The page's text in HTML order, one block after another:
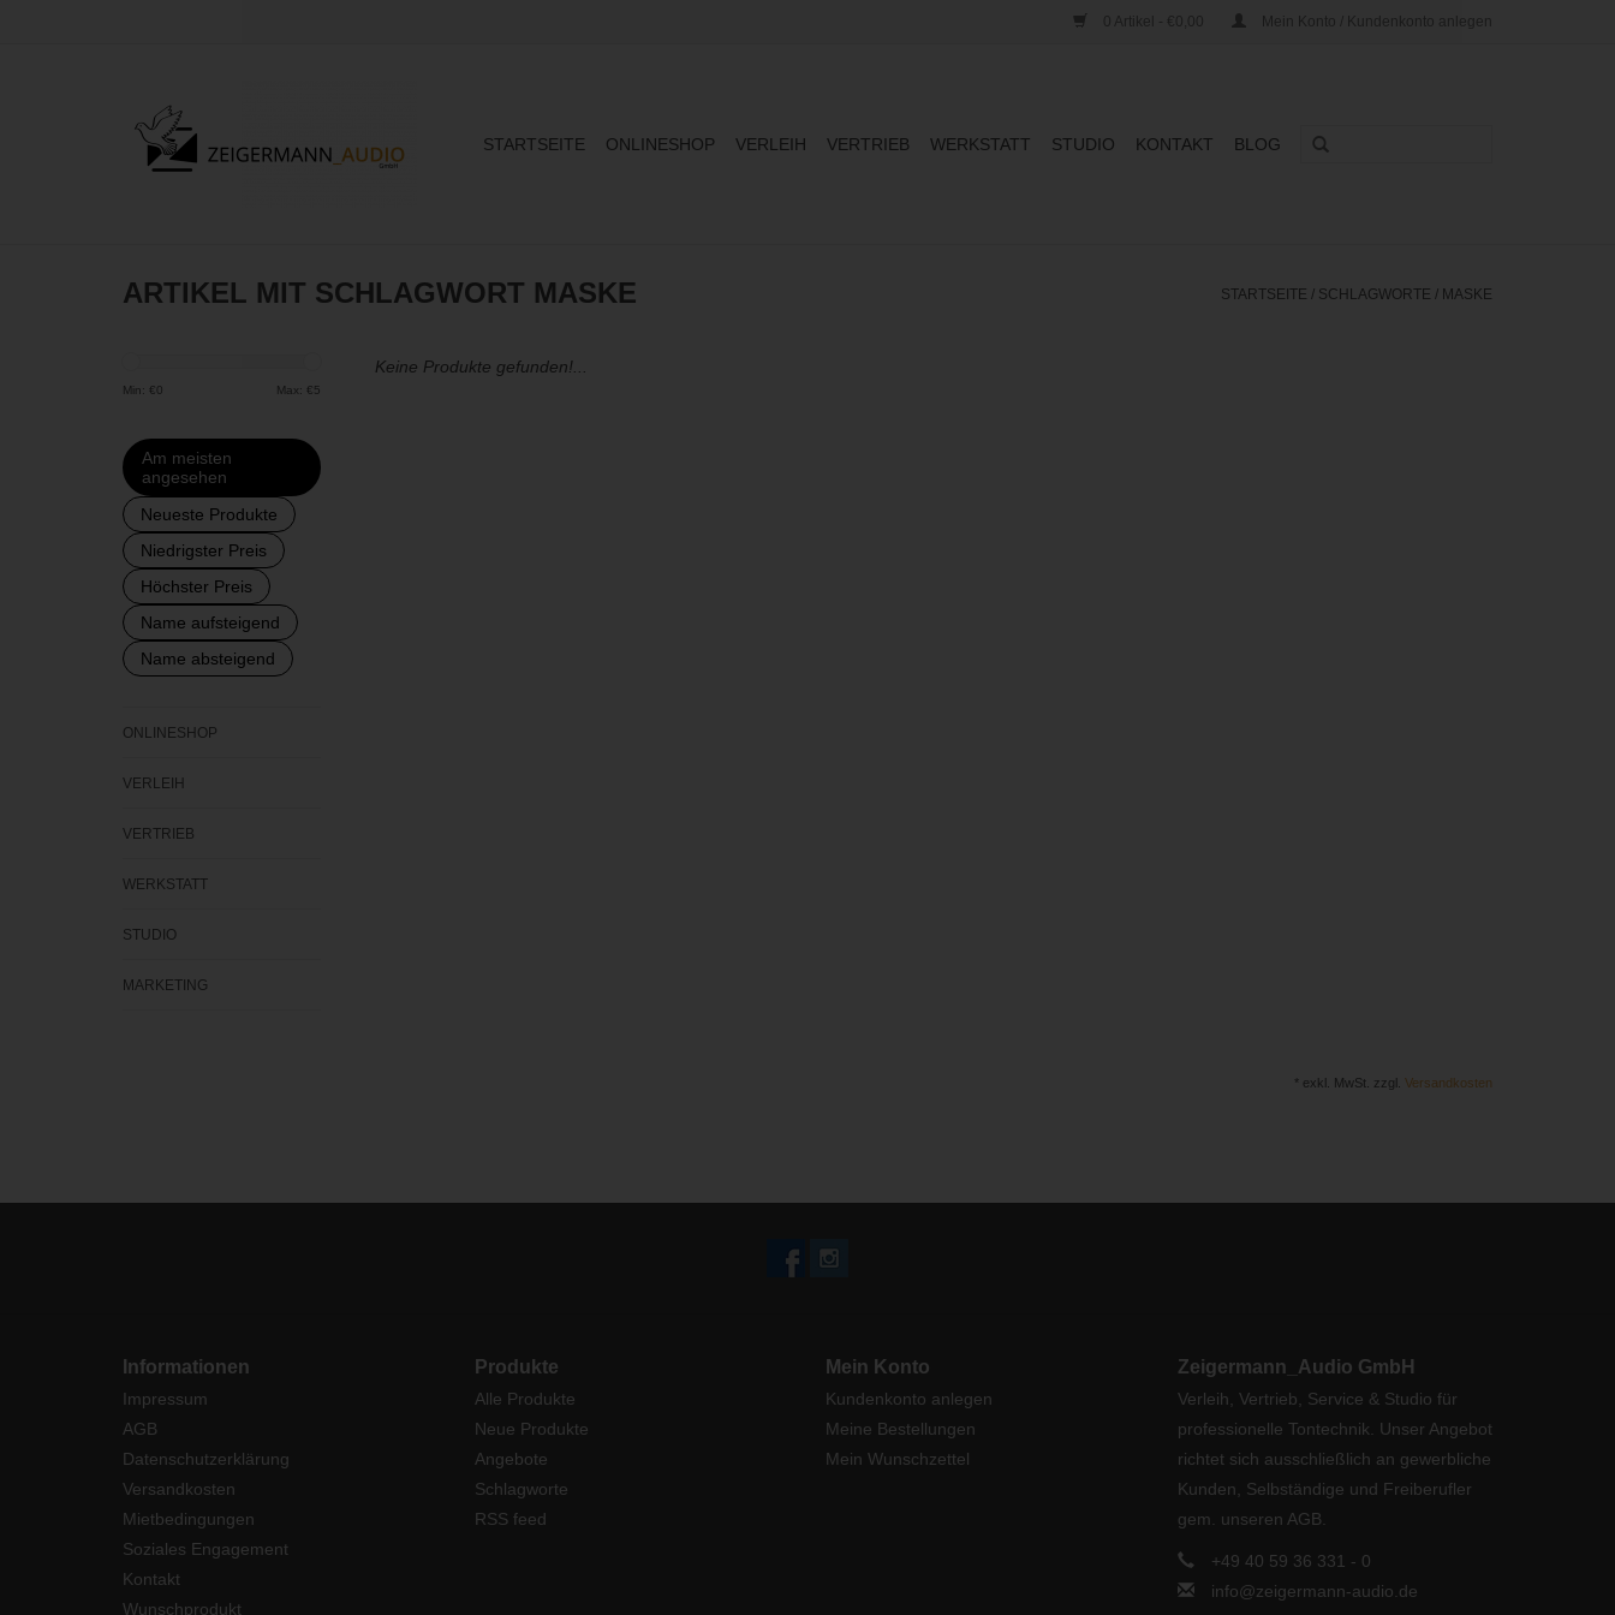
0 Artikel - €0,00 Mein Konto / Kundenkonto anlegen
STARTSEITE ONLINESHOP VERLEIH VERTRIEB WERKSTATT STUDIO KONTAKT BLOG
ARTIKEL MIT SCHLAGWORT MASKE STARTSEITE / SCHLAGWORTE / MASKE
Min: € 0 Max: €5
Am meisten
angesehen
Neueste Produkte
Niedrigster Preis
Höchster Preis
Name aufsteigend
Name absteigend
ONLINESHOP
VERLEIH
VERTRIEB
WERKSTATT
STUDIO
MARKETING
Keine Produkte gefunden!...
* exkl. MwSt. zzgl. Versandkosten
Informationen
Impressum
AGB
Datenschutzerklärung
Versandkosten
Mietbedingungen
Soziales Engagement
Kontakt
Wunschprodukt
Produkte
Alle Produkte
Neue Produkte
Angebote
Schlagworte
RSS feed
Mein Konto
Kundenkonto anlegen
Meine Bestellungen
Mein Wunschzettel
Zeigermann_Audio GmbH
Verleih, Vertrieb, Service & Studio für
professionelle Tontechnik. Unser Angebot
richtet sich ausschließlich an gewerbliche
Kunden, Selbständige und Freiberufler
gem. unseren AGB.
+49 40 59 36 331 - 0
info@zeigermann-audio.de